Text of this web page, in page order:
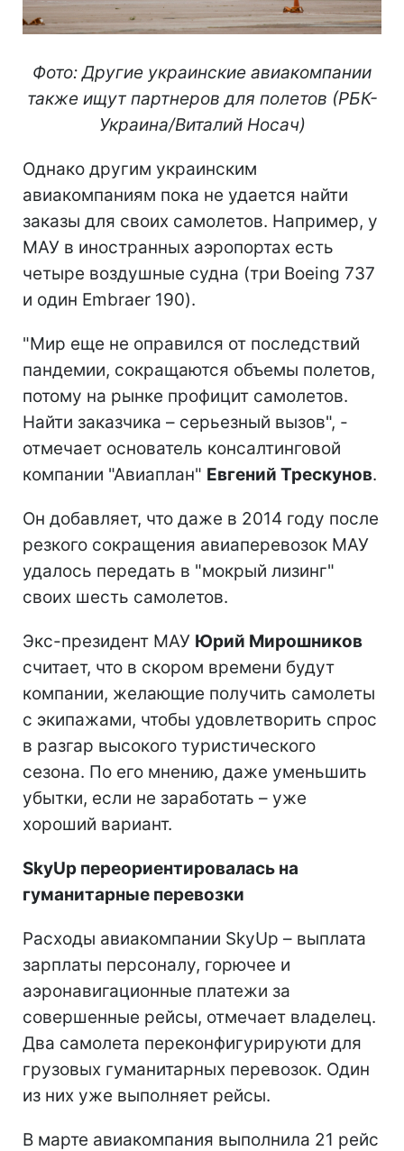
Фото: Другие украинские авиакомпании
также ищут партнеров для полетов (РБК-
Украина/Виталий Носач)
Однако другим украинским
авиакомпаниям пока не удается найти
заказы для своих самолетов. Например, у
МАУ в иностранных аэропортах есть
четыре воздушные судна (три Boeing 737
и один Embraer 190).
"Мир еще не оправился от последствий
пандемии, сокращаются объемы полетов,
потому на рынке профицит самолетов.
Найти заказчика – серьезный вызов", -
отмечает основатель консалтинговой
компании "Авиаплан" Евгений Трескунов.
Он добавляет, что даже в 2014 году после
резкого сокращения авиаперевозок МАУ
удалось передать в "мокрый лизинг"
своих шесть самолетов.
Экс-президент МАУ Юрий Мирошников
считает, что в скором времени будут
компании, желающие получить самолеты
с экипажами, чтобы удовлетворить спрос
в разгар высокого туристического
сезона. По его мнению, даже уменьшить
убытки, если не заработать – уже
хороший вариант.
SkyUp переориентировалась на
гуманитарные перевозки
Расходы авиакомпании SkyUp – выплата
зарплаты персоналу, горючее и
аэронавигационные платежи за
совершенные рейсы, отмечает владелец.
Два самолета переконфигурируюти для
грузовых гуманитарных перевозок. Один
из них уже выполняет рейсы.
В марте авиакомпания выполнила 21 рейс